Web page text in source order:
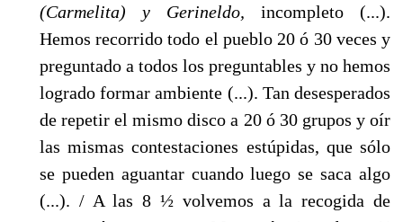
(Carmelita) y Gerineldo, incompleto (...).
Hemos recorri­do todo el pueblo 20 ó 30 veces y
preguntado a todos los preguntables y no hemos
logrado formar ambiente (...). Tan desesperados
de repetir el mismo disco a 20 ó 30 grupos y oír
las mismas contestaciones estúpidas, que sólo
se pueden aguantar cuando luego se saca algo
(...). / A las 8 ½ volvemos a la recogida de